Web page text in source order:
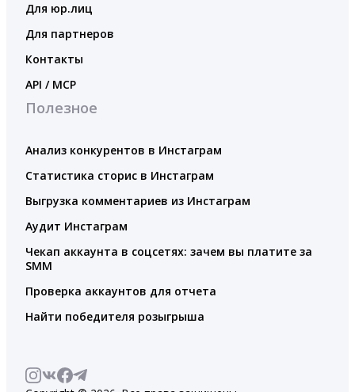
Для юр.лиц
Для партнеров
Контакты
API / MCP
Полезное
Анализ конкурентов в Инстаграм
Статистика сторис в Инстаграм
Выгрузка комментариев из Инстаграм
Аудит Инстаграм
Чекап аккаунта в соцсетях: зачем вы платите за
SMM
Проверка аккаунтов для отчета
Найти победителя розыгрыша